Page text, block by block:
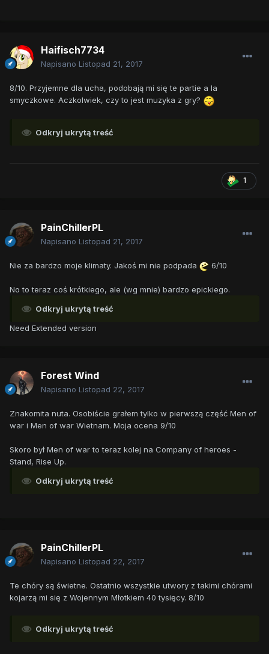
Haifisch7734
Napisano Listopad 21, 2017
8/10. Przyjemne dla ucha, podobają mi się te partie a la
smyczkowe. Aczkolwiek, czy to jest muzyka z gry?
Odkryj ukrytą treść
1
PainChillerPL
Napisano Listopad 21, 2017
Nie za bardzo moje klimaty. Jakoś mi nie podpada 6/10
No to teraz coś krótkiego, ale (wg mnie) bardzo epickiego.
Odkryj ukrytą treść
Need Extended version
Forest Wind
Napisano Listopad 22, 2017
Znakomita nuta. Osobiście grałem tylko w pierwszą część Men of
war i Men of war Wietnam. Moja ocena 9/10
Skoro był Men of war to teraz kolej na Company of heroes -
Stand, Rise Up.
Odkryj ukrytą treść
PainChillerPL
Napisano Listopad 22, 2017
Te chóry są świetne. Ostatnio wszystkie utwory z takimi chórami
kojarzą mi się z Wojennym Młotkiem 40 tysięcy. 8/10
Odkryj ukrytą treść